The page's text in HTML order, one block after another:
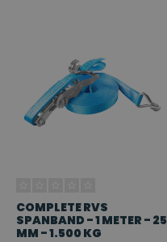
COMPLETE RVS
SPANBAND - 1 METER - 25
MM - 1.500 KG